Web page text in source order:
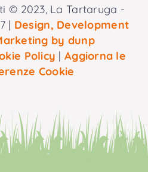
© 2023, La Tartaruga -
| Design, Development
by dunp
Policy | Aggiorna le
Cookie